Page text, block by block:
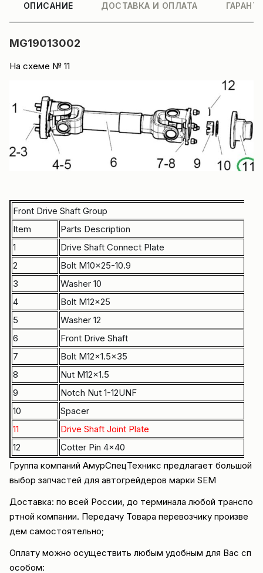
ОПИСАНИЕ ДОСТАВКА И ОПЛАТА
MG19013002
На схеме № 11
Front Drive Shaft Group
Item
Parts Description
1
Drive Shaft Connect Plate
2
Bolt M10×25-10.9
3
Washer 10
4
Bolt M12×25
5
Washer 12
6
Front Drive Shaft
7
Bolt M12×1.5×35
8
Nut M12×1.5
9
Notch Nut 1-12UNF
10
Spacer
11
Drive Shaft Joint Plate
12
Cotter Pin 4×40
Группа компаний АмурСпецТехникс предлагает большой
выбор запчастей для автогрейдеров марки SEM
Доставка: по всей России, до терминала любой транспо
ртной компании. Передачу Товара перевозчику произве
дем самостоятельно;
Оплату можно осуществить любым удобным для Вас сп
особом: